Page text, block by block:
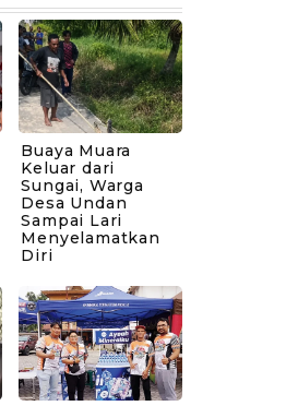
Buaya Muara
Keluar dari
Sungai, Warga
Desa Undan
Sampai Lari
Menyelamatkan
Diri